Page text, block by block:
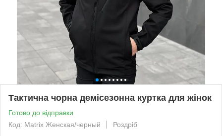
Тактична чорна демісезонна куртка для жінок
Готово до відправки
Код: Matrix Женская/черный
Роздріб